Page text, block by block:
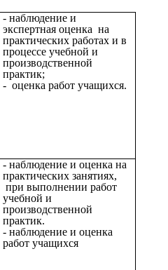
- наблюдение и
экспертная оценка на
практических работах и в
процессе учебной и
производственной
практик;
- оценка работ учащихся.
- наблюдение и оценка на
практических занятиях,
при выполнении работ
учебной и
производственной
практик.
- наблюдение и оценка
работ учащихся